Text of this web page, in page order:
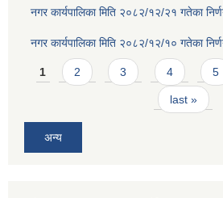
नगर कार्यपालिका मिति २०८२/१२/२१ गतेका
नगर कार्यपालिका मिति २०८२/१२/१० गतेका
Pages
1 2 3 4 5
last »
अन्य